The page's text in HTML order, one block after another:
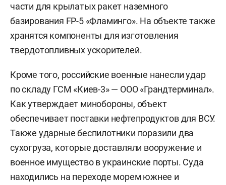
части для крылатых ракет наземного
базирования FP-5 «Фламинго». На объекте также
хранятся компоненты для изготовления
твердотопливных ускорителей.
Кроме того, российские военные нанесли удар
по складу ГСМ «Киев-3» — ООО «Грандтерминал».
Как утверждает минобороны, объект
обеспечивает поставки нефтепродуктов для ВСУ.
Также ударные беспилотники поразили два
сухогруза, которые доставляли вооружение и
военное имущество в украинские порты. Суда
находились на переходе морем южнее и